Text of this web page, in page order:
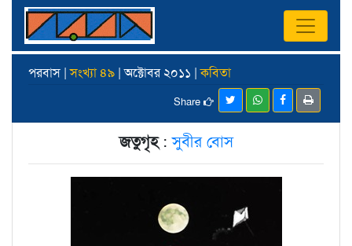
পরবাস |সংখ্যা ৪৯ | অক্টোবর ২০১১ |কবিতা
Share
জতুগৃহ:সুবীর বোস